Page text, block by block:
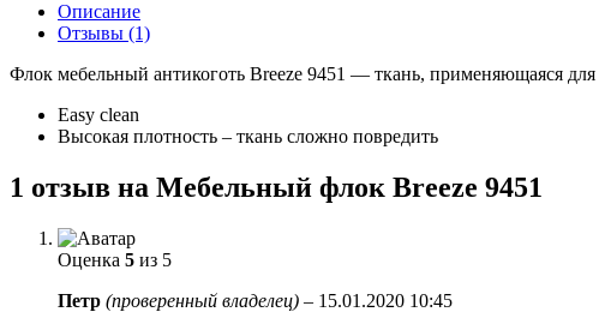
Описание
Отзывы (1)
Флок мебельный антикоготь Breeze 9451 — ткань, применяющаяся
Easy clean
Высокая плотность – ткань сложно повредить
1 отзыв на Мебельный флок Breeze 9451
Оценка 5 из 5
Петр (проверенный владелец) – 15.01.2020 10:45